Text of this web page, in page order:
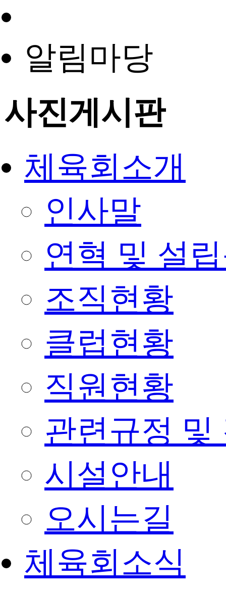
알림마당
사진게시판
체육회소개
인사말
연혁 및 설
조직현황
클럽현황
직원현황
관련규정 및
시설안내
오시는길
체육회소식